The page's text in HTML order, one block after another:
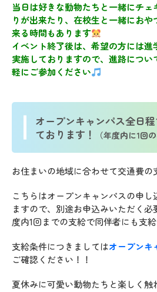
当日は好きな動物たちと一緒にチ
りが出来たり、在校生と一緒にお
来る時間もあります
イベント終了後は、希望の方には進
実施しておりますので、進路につ
軽にご参加ください
オープンキャンパス全日
ております！
（年度内に1回の
お住まいの地域に合わせて交通費の
こちらはオープンキャンパスの申し
ますので、別途お申込みいただく
度内1回までの支給で同伴者にも支給
支給条件につきましてはオープンキ
ご確認ください！！
夏休みに可愛い動物たちと楽しく触